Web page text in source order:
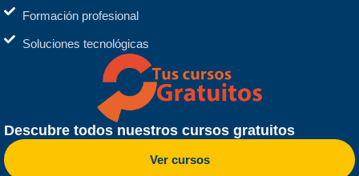
Formación profesional
Soluciones tecnológicas
Descubre todos nuestros cursos gratuitos
Ver cursos